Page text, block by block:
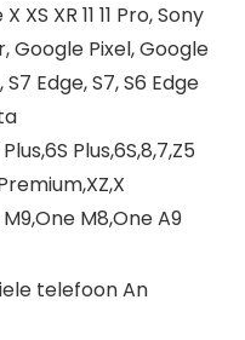
XR 11 11 Pro, Sony
Google Pixel, Google
Edge, S7, S6 Edge
Plus,6S,8,7,Z5
M8,One A9
telefoon An